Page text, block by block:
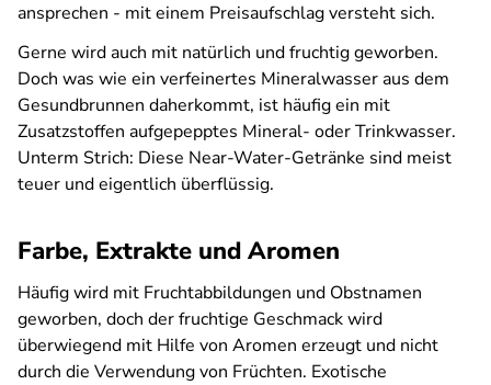
ansprechen - mit einem Preisaufschlag versteht sich.
Gerne wird auch mit natürlich und fruchtig geworben.
Doch was wie ein verfeinertes Mineralwasser aus dem
Gesundbrunnen daherkommt, ist häufig ein mit
Zusatzstoffen aufgepepptes Mineral- oder Trinkwasser.
Unterm Strich: Diese Near-Water-Getränke sind meist
teuer und eigentlich überflüssig.
Farbe, Extrakte und Aromen
Häufig wird mit Fruchtabbildungen und Obstnamen
geworben, doch der fruchtige Geschmack wird
überwiegend mit Hilfe von Aromen erzeugt und nicht
durch die Verwendung von Früchten. Exotische